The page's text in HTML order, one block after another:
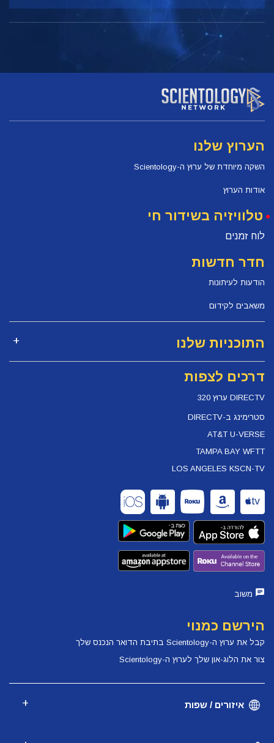
הערוץ שלנו
השקה מיוחדת של ערוץ ה-Scientology
אודות הערוץ
טלוויזיה בשידור חי
לוח זמנים
חדר חדשות
הודעות לעיתונות
משאבים לקידום
התוכניות שלנו
דרכים לצפות
DIRECTV ערוץ 320
סטרימינג ב-DIRECTV
AT&T U-VERSE
TAMPA BAY WFTT
LOS ANGELES KSCN-TV
משוב
הירשם כמנוי
קבל את ערוץ ה-Scientology בתיבת הדואר הנכנס שלך
צור את הלוג-און שלך לערוץ ה-Scientology
איזורים / שפות